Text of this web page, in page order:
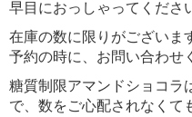
早目におっしゃってくださ
在庫の数に限りがございま
予約の時に、お問い合わせ
糖質制限アマンドショコラ
で、数をご心配されなくて